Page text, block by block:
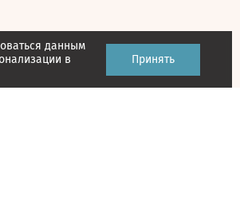
данным
в
Принять